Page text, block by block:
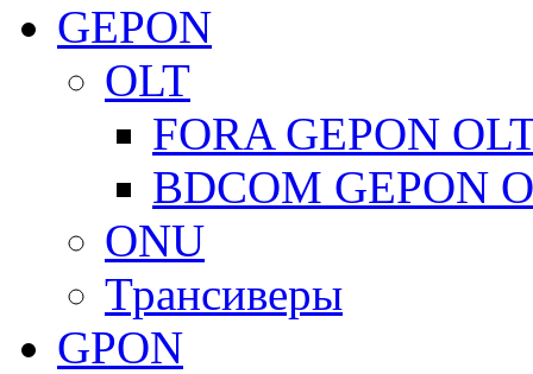
GEPON
OLT
FORA GEPON
BDCOM GEPON
ONU
Трансиверы
GPON